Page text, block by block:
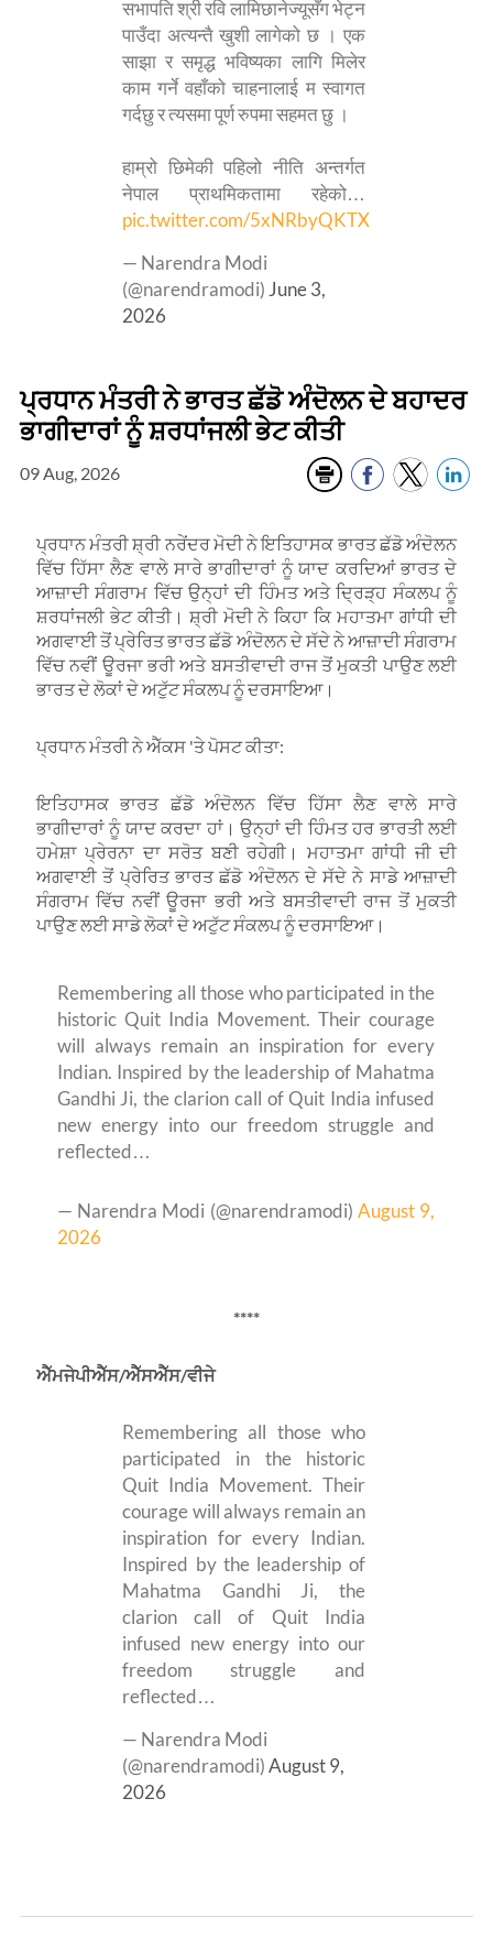
सभापति श्री रवि लामिछानेज्यूसँग भेट्न
पाउँदा अत्यन्तै खुशी लागेको छ । एक
साझा र समृद्ध भविष्यका लागि मिलेर
काम गर्ने वहाँको चाहनालाई म स्वागत
गर्दछु र त्यसमा पूर्ण रुपमा सहमत छु ।
हाम्रो छिमेकी पहिलो नीति अन्तर्गत
नेपाल प्राथमिकतामा रहेको…
pic.twitter.com/5xNRbyQKTX
— Narendra Modi
(@narendramodi) June 3,
2026
ਪ੍ਰਧਾਨ ਮੰਤਰੀ ਨੇ ਭਾਰਤ ਛੱਡੋ ਅੰਦੋਲਨ ਦੇ ਬਹਾਦਰ
ਭਾਗੀਦਾਰਾਂ ਨੂੰ ਸ਼ਰਧਾਂਜਲੀ ਭੇਟ ਕੀਤੀ
09 Aug, 2026
ਪ੍ਰਧਾਨ ਮੰਤਰੀ ਸ਼੍ਰੀ ਨਰੇਂਦਰ ਮੋਦੀ ਨੇ ਇਤਿਹਾਸਕ ਭਾਰਤ ਛੱਡੋ ਅੰਦੋਲਨ
ਵਿੱਚ ਹਿੱਸਾ ਲੈਣ ਵਾਲੇ ਸਾਰੇ ਭਾਗੀਦਾਰਾਂ ਨੂੰ ਯਾਦ ਕਰਦਿਆਂ ਭਾਰਤ ਦੇ
ਆਜ਼ਾਦੀ ਸੰਗਰਾਮ ਵਿੱਚ ਉਨ੍ਹਾਂ ਦੀ ਹਿੰਮਤ ਅਤੇ ਦ੍ਰਿੜ੍ਹ ਸੰਕਲਪ ਨੂੰ
ਸ਼ਰਧਾਂਜਲੀ ਭੇਟ ਕੀਤੀ। ਸ਼੍ਰੀ ਮੋਦੀ ਨੇ ਕਿਹਾ ਕਿ ਮਹਾਤਮਾ ਗਾਂਧੀ ਦੀ
ਅਗਵਾਈ ਤੋਂ ਪ੍ਰੇਰਿਤ ਭਾਰਤ ਛੱਡੋ ਅੰਦੋਲਨ ਦੇ ਸੱਦੇ ਨੇ ਆਜ਼ਾਦੀ ਸੰਗਰਾਮ
ਵਿੱਚ ਨਵੀਂ ਊਰਜਾ ਭਰੀ ਅਤੇ ਬਸਤੀਵਾਦੀ ਰਾਜ ਤੋਂ ਮੁਕਤੀ ਪਾਉਣ ਲਈ
ਭਾਰਤ ਦੇ ਲੋਕਾਂ ਦੇ ਅਟੁੱਟ ਸੰਕਲਪ ਨੂੰ ਦਰਸਾਇਆ।
ਪ੍ਰਧਾਨ ਮੰਤਰੀ ਨੇ ਐੱਕਸ 'ਤੇ ਪੋਸਟ ਕੀਤਾ:
ਇਤਿਹਾਸਕ ਭਾਰਤ ਛੱਡੋ ਅੰਦੋਲਨ ਵਿੱਚ ਹਿੱਸਾ ਲੈਣ ਵਾਲੇ ਸਾਰੇ
ਭਾਗੀਦਾਰਾਂ ਨੂੰ ਯਾਦ ਕਰਦਾ ਹਾਂ। ਉਨ੍ਹਾਂ ਦੀ ਹਿੰਮਤ ਹਰ ਭਾਰਤੀ ਲਈ
ਹਮੇਸ਼ਾ ਪ੍ਰੇਰਨਾ ਦਾ ਸਰੋਤ ਬਣੀ ਰਹੇਗੀ। ਮਹਾਤਮਾ ਗਾਂਧੀ ਜੀ ਦੀ
ਅਗਵਾਈ ਤੋਂ ਪ੍ਰੇਰਿਤ ਭਾਰਤ ਛੱਡੋ ਅੰਦੋਲਨ ਦੇ ਸੱਦੇ ਨੇ ਸਾਡੇ ਆਜ਼ਾਦੀ
ਸੰਗਰਾਮ ਵਿੱਚ ਨਵੀਂ ਊਰਜਾ ਭਰੀ ਅਤੇ ਬਸਤੀਵਾਦੀ ਰਾਜ ਤੋਂ ਮੁਕਤੀ
ਪਾਉਣ ਲਈ ਸਾਡੇ ਲੋਕਾਂ ਦੇ ਅਟੁੱਟ ਸੰਕਲਪ ਨੂੰ ਦਰਸਾਇਆ।
Remembering all those who participated in the
historic Quit India Movement. Their courage
will always remain an inspiration for every
Indian. Inspired by the leadership of Mahatma
Gandhi Ji, the clarion call of Quit India infused
new energy into our freedom struggle and
reflected…
— Narendra Modi (@narendramodi) August 9,
2026
****
ਐੱਮਜੇਪੀਐੱਸ/ਐੱਸਐੱਸ/ਵੀਜੇ
Remembering all those who
participated in the historic
Quit India Movement. Their
courage will always remain an
inspiration for every Indian.
Inspired by the leadership of
Mahatma Gandhi Ji, the
clarion call of Quit India
infused new energy into our
freedom struggle and
reflected…
— Narendra Modi
(@narendramodi)August 9,
2026